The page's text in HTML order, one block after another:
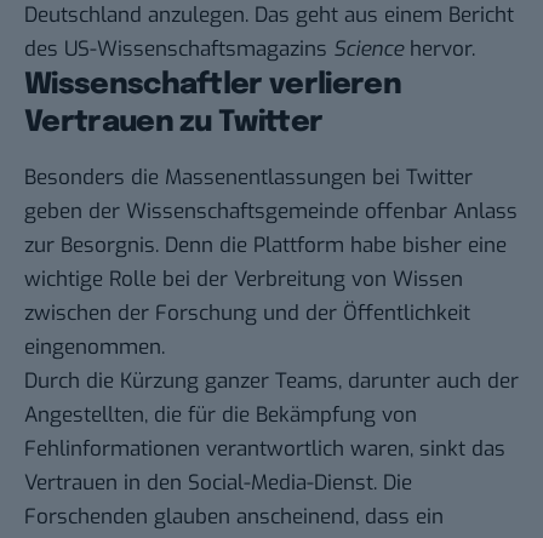
Deutschland anzulegen. Das geht aus einem Bericht
des US-Wissenschaftsmagazins Sciencehervor.
Wissenschaftler verlieren
Vertrauen zu Twitter
Besonders die Massenentlassungen bei Twitter
geben der Wissenschaftsgemeinde offenbar Anlass
zur Besorgnis. Denn die Plattform habe bisher eine
wichtige Rolle bei der Verbreitung von Wissen
zwischen der Forschung und der Öffentlichkeit
eingenommen.
Durch die Kürzung ganzer Teams, darunter auch der
Angestellten, die für die Bekämpfung von
Fehlinformationen verantwortlich waren, sinkt das
Vertrauen in den Social-Media-Dienst. Die
Forschenden glauben anscheinend, dass ein